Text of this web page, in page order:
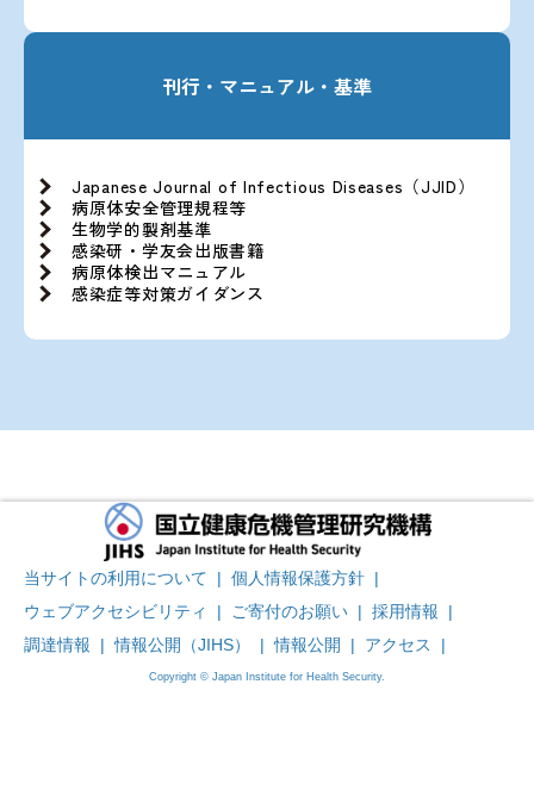
刊行・マニュアル・基準
Japanese Journal of Infectious Diseases（JJID）
病原体安全管理規程等
生物学的製剤基準
感染研・学友会出版書籍
病原体検出マニュアル
感染症等対策ガイダンス
当サイトの利用について | 個人情報保護方針 |
ウェブアクセシビリティ
| ご寄付のお願い | 採用情報
|
調達情報
| 情報公開（JIHS） | 情報公開 | アクセス |
Copyright © Japan Institute for Health Security.